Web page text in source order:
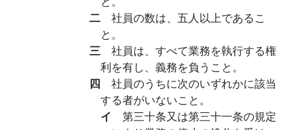
二 社員の数は、五人以上であるこ
と。
三 社員は、すべて業務を執行する権
利を有し、義務を負うこと。
四 社員のうちに次のいずれかに該当
する者がいないこと。
イ 第三十条又は第三十一条の規定